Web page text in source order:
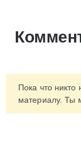
Пока что никто
материалу. Ты